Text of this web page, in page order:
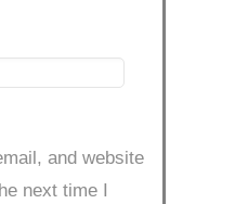
and website
next time I